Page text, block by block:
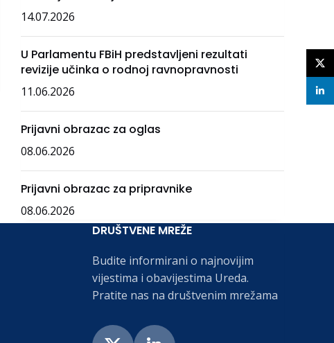
14.07.2026
U Parlamentu FBiH predstavljeni rezultati
revizije učinka o rodnoj ravnopravnosti
11.06.2026
Prijavni obrazac za oglas
08.06.2026
Prijavni obrazac za pripravnike
08.06.2026
DRUŠTVENE MREŽE
Budite informirani o najnovijim
vijestima i obavijestima Ureda.
Pratite nas na društvenim mrežama